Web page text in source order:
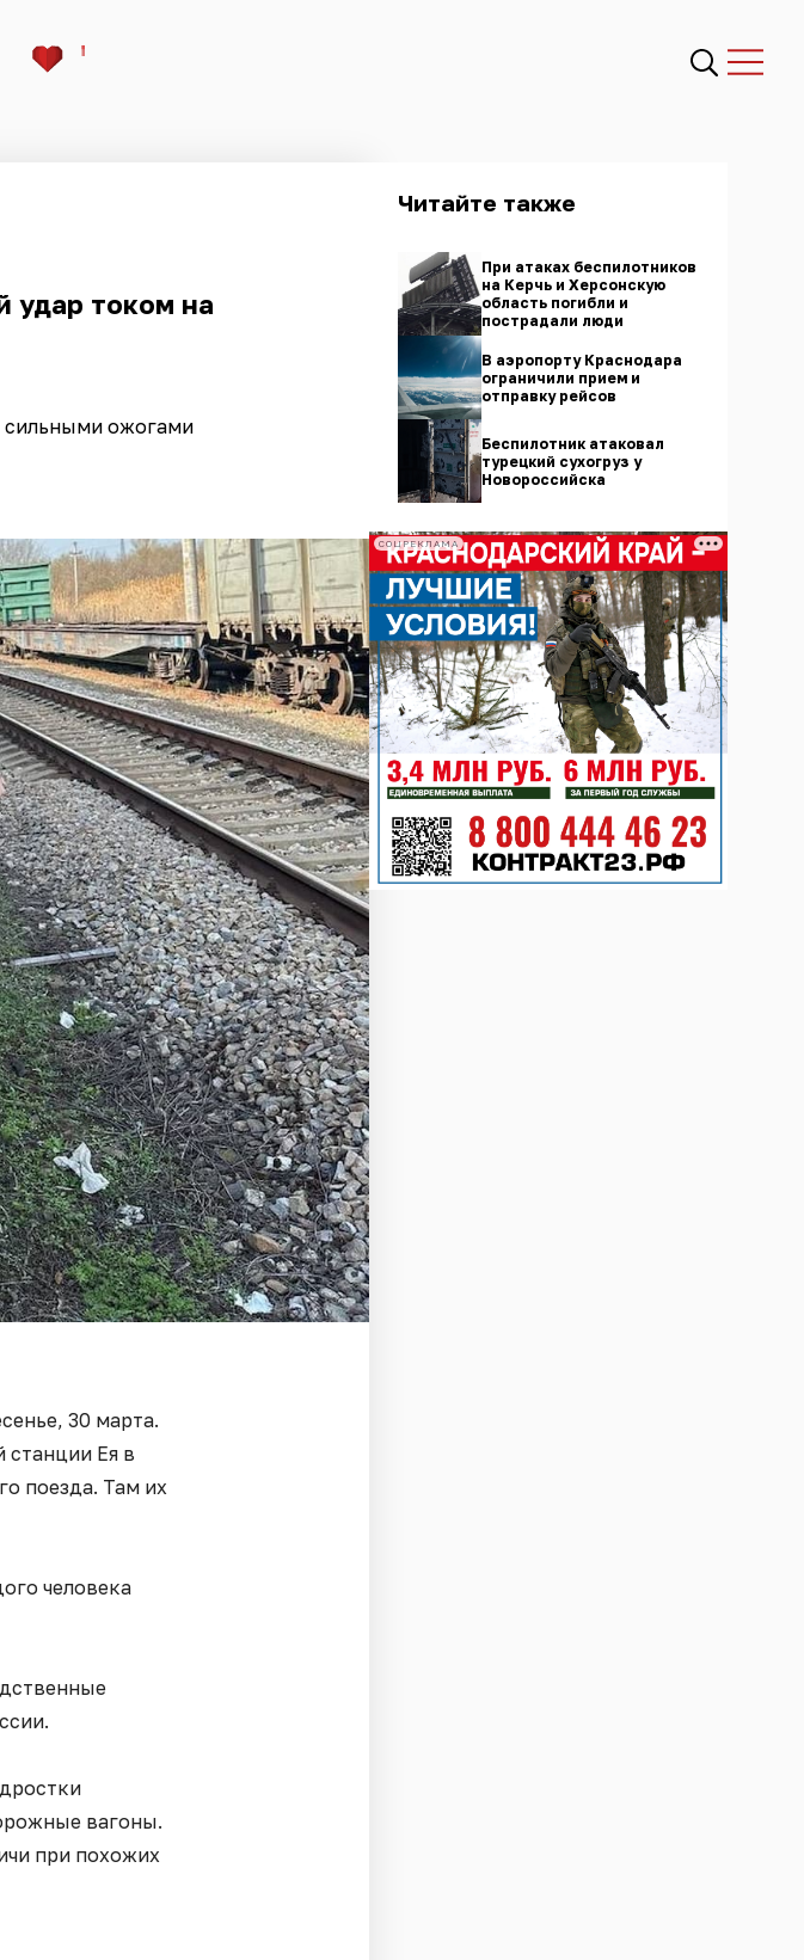
удар током на
сильными ожогами
30 марта.
станции Ея в
поезда. Там их
человека
вагоны.
при похожих
Читайте также
При атаках беспилотников
на Керчь и Херсонскую
область погибли и
пострадали люди
В аэропорту Краснодара
ограничили прием и
отправку рейсов
Беспилотник атаковал
турецкий сухогруз у
Новороссийска
СОЦРЕКЛАМА